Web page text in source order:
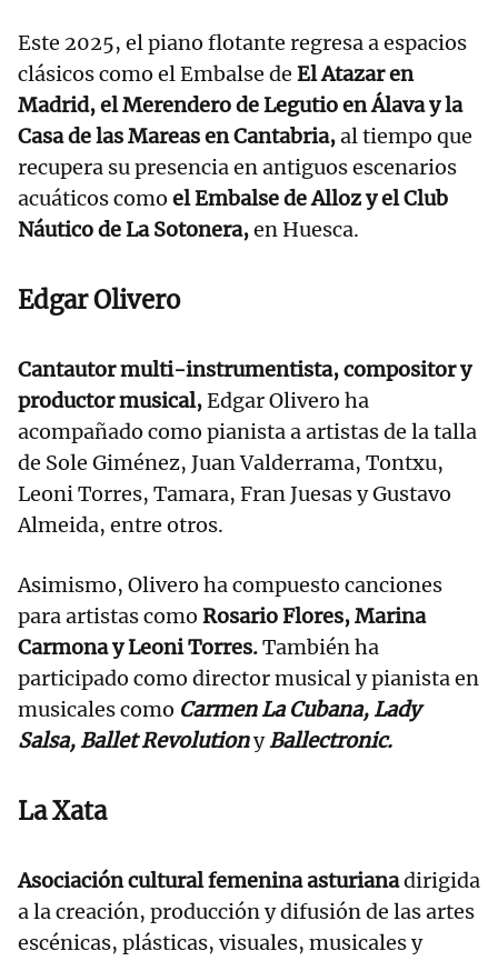
Este 2025, el piano flotante regresa a espacios
clásicos como el Embalse de El Atazar en
Madrid, el Merendero de Legutio en Álava y la
Casa de las Mareas en Cantabria,al tiempo que
recupera su presencia en antiguos escenarios
acuáticos como el Embalse de Alloz y el Club
Náutico de La Sotonera,en Huesca.
Edgar Olivero
Cantautor multi-instrumentista, compositor y
productor musical,Edgar Olivero ha
acompañado como pianista a artistas de la talla
de Sole Giménez, Juan Valderrama, Tontxu,
Leoni Torres, Tamara, Fran Juesas y Gustavo
Almeida, entre otros.
Asimismo, Olivero ha compuesto canciones
para artistas como Rosario Flores, Marina
Carmona y Leoni Torres.También ha
participado como director musical y pianista en
musicales como Carmen La Cubana, Lady
Salsa, Ballet RevolutionyBallectronic.
La Xata
Asociación cultural femenina asturianadirigida
a la creación, producción y difusión de las artes
escénicas, plásticas, visuales, musicales y